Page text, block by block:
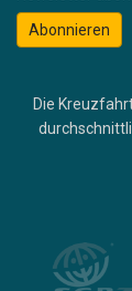
Abonnieren
Die